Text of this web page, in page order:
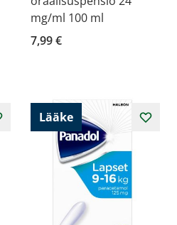
mg/ml 100 ml
7,99 €
Lääke